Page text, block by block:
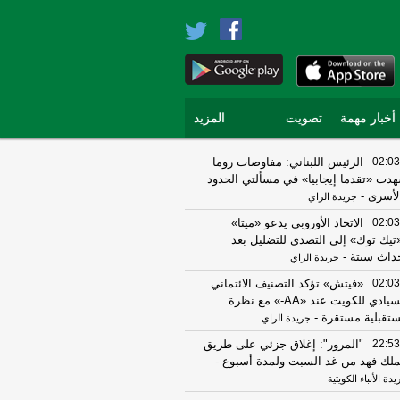
أخبار مهمة تصويت المزيد
02:03
الرئيس اللبناني: مفاوضات روما
«تقدما إيجابيا» في مسألتي الحدود
- جريدة الراي
02:03
الاتحاد الأوروبي يدعو «ميتا»
توك» إلى التصدي للتضليل بعد
سبتة - جريدة الراي
02:03
«فيتش» تؤكد التصنيف الائتماني
السيادي للكويت عند «AA-» مع نظرة
مستقرة - جريدة الراي
22:53
"المرور": إغلاق جزئي على طريق
فهد من غد السبت ولمدة أسبوع -
الأنباء الكويتية